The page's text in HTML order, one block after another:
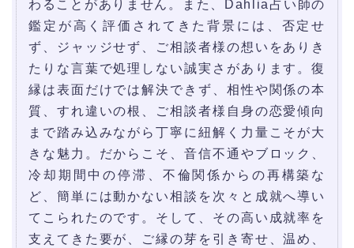
わることがありません。また、Dahlia占い師の
鑑定が高く評価されてきた背景には、否定せ
ず、ジャッジせず、ご相談者様の想いをありき
たりな言葉で処理しない誠実さがあります。復
縁は表面だけでは解決できず、相性や関係の本
質、すれ違いの根、ご相談者様自身の恋愛傾向
まで踏み込みながら丁寧に紐解く力量こそが大
きな魅力。だからこそ、音信不通やブロック、
冷却期間中の停滞、不倫関係からの再構築な
ど、簡単には動かない相談を次々と成就へ導い
てこられたのです。そして、その高い成就率を
支えてきた要が、ご縁の芽を引き寄せ、温め、